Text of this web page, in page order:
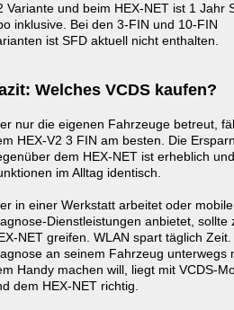
Variante und beim HEX-NET ist 1 Jahr
inklusive. Bei den 3-FIN und 10-FIN
ist SFD aktuell nicht enthalten.
Welches VCDS kaufen?
nur die eigenen Fahrzeuge betreut,
HEX-V2 3 FIN am besten. Die
dem HEX-NET ist erheblich
im Alltag identisch.
in einer Werkstatt arbeitet oder mobile
Dienstleistungen anbietet, sollte
NET greifen. WLAN spart täglich
an seinem Fahrzeug unterwegs
Handy machen will, liegt mit VCDS-
dem HEX-NET richtig.